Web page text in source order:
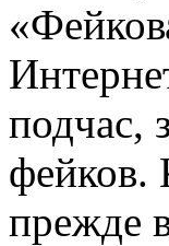
подчас,
фейков.
прежде